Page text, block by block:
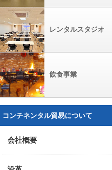
レンタルスタジオ
飲食事業
コンチネンタル貿易について
会社概要